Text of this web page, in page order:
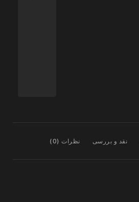
نقد و بررسی نظرات (0)